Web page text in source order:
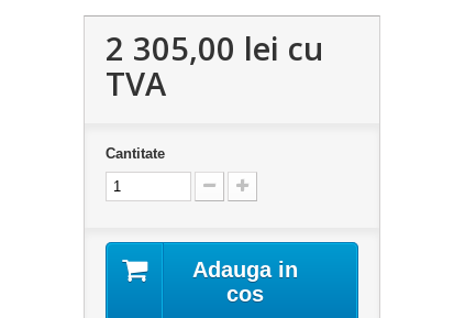
2 305,00 lei cu
TVA
Cantitate
Adauga in
cos